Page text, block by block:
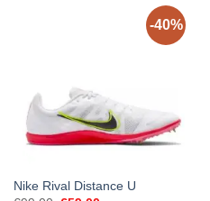
-40%
Nike Rival Distance U